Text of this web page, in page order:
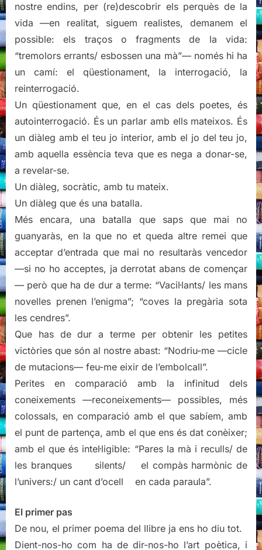
nostre endins, per (re)descobrir els perquès de la
vida —en realitat, siguem realistes, demanem el
possible: els traços o fragments de la vida:
“tremolors errants/ esbossen una mà”— només hi ha
un camí: el qüestionament, la interrogació, la
reinterrogació.
Un qüestionament que, en el cas dels poetes, és
autointerrogació. És un parlar amb ells mateixos. És
un diàleg amb el teu jo interior, amb el jo del teu jo,
amb aquella essència teva que es nega a donar-se,
a revelar-se.
Un diàleg, socràtic, amb tu mateix.
Un diàleg que és una batalla.
Més encara, una batalla que saps que mai no
guanyaràs, en la que no et queda altre remei que
acceptar d’entrada que mai no resultaràs vencedor
—si no ho acceptes, ja derrotat abans de començar
— però que ha de dur a terme: “Vacil·lants/ les mans
novelles prenen l’enigma”; “coves la pregària sota
les cendres”.
Que has de dur a terme per obtenir les petites
victòries que són al nostre abast: “Nodriu-me —cicle
de mutacions— feu-me eixir de l’embolcall”.
Perites en comparació amb la infinitud dels
coneixements —reconeixements— possibles, més
colossals, en comparació amb el que sabíem, amb
el punt de partença, amb el que ens és dat conèixer;
amb el que és intel·ligible: “Pares la mà i reculls/ de
les branques silents/ el compàs harmònic de
l’univers:/ un cant d’ocell en cada paraula”.
El primer pas
De nou, el primer poema del llibre ja ens ho diu tot.
Dient-nos-ho com ha de dir-nos-ho l’art poètica, i